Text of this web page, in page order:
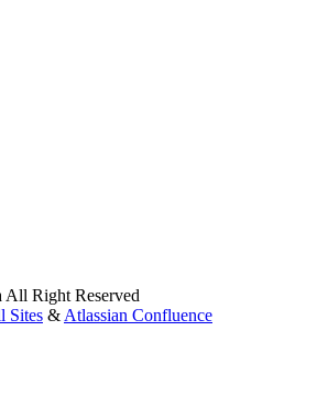
All Right Reserved
Sites & Atlassian Confluence